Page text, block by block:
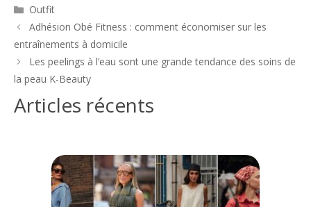
Catégories
Outfit
Navigation
des
Adhésion Obé Fitness : comment économiser sur les
entraînements à domicile
Les peelings à l’eau sont une grande tendance des soins de
la peau K-Beauty
Articles récents